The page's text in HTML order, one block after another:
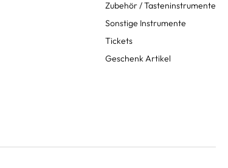
Zubehör / Tasteninstrumente
Sonstige Instrumente
Tickets
Geschenk Artikel